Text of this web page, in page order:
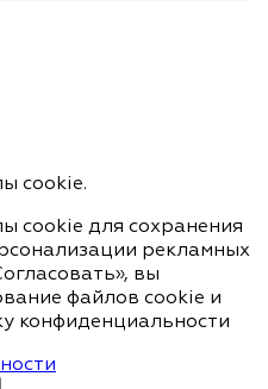
cookie.
cookie для сохранения
рекламных
вы
файлов cookie и
конфиденциальности